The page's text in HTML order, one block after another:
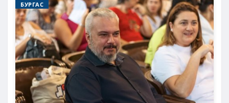
БУРГАС